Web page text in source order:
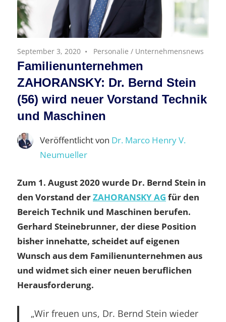
September 3, 2020 Personalie / Unternehmensnews
Familienunternehmen
ZAHORANSKY: Dr. Bernd Stein
(56) wird neuer Vorstand Technik
und Maschinen
Veröffentlicht von Dr. Marco Henry V.
Neumueller
Zum 1. August 2020 wurde Dr. Bernd Stein in
den Vorstand derZAHORANSKY AG für den
Bereich Technik und Maschinen berufen.
Gerhard Steinebrunner, der diese Position
bisher innehatte, scheidet auf eigenen
Wunsch aus dem Familienunternehmen aus
und widmet sich einer neuen beruflichen
Herausforderung.
„Wir freuen uns, Dr. Bernd Stein wieder